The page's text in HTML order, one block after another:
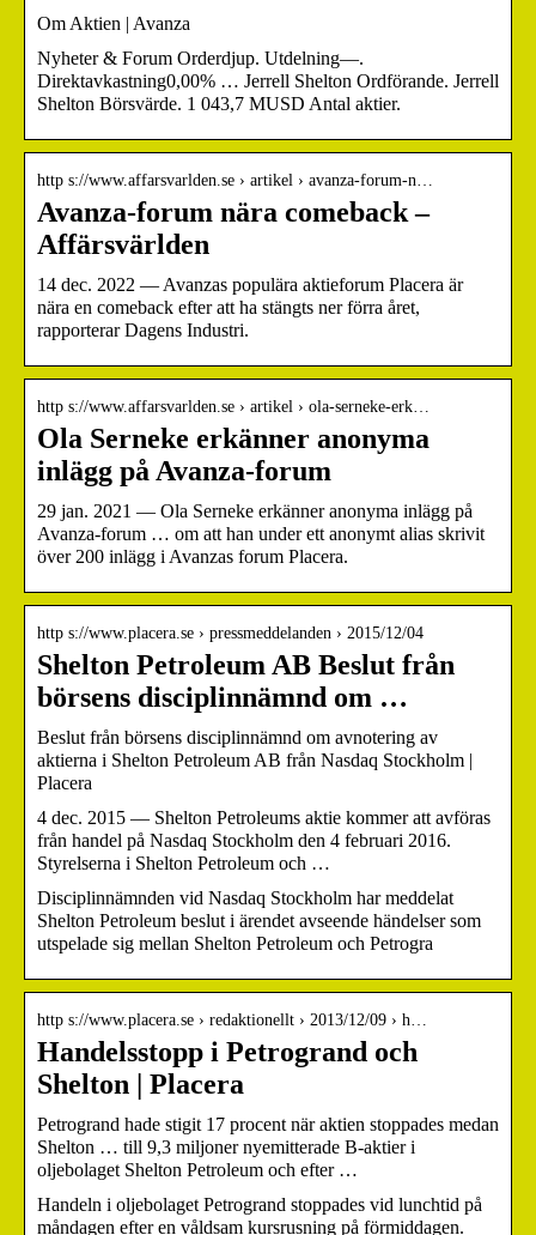
Om Aktien | Avanza
Nyheter & Forum Orderdjup. Utdelning—.
Direktavkastning0,00% … Jerrell Shelton Ordförande. Jerrell
Shelton Börsvärde. 1 043,7 MUSD Antal aktier.
http s://www.affarsvarlden.se › artikel › avanza-forum-n…
Avanza-forum nära comeback –
Affärsvärlden
14 dec. 2022 — Avanzas populära aktieforum Placera är
nära en comeback efter att ha stängts ner förra året,
rapporterar Dagens Industri.
http s://www.affarsvarlden.se › artikel › ola-serneke-erk…
Ola Serneke erkänner anonyma
inlägg på Avanza-forum
29 jan. 2021 — Ola Serneke erkänner anonyma inlägg på
Avanza-forum … om att han under ett anonymt alias skrivit
över 200 inlägg i Avanzas forum Placera.
http s://www.placera.se › pressmeddelanden › 2015/12/04
Shelton Petroleum AB Beslut från
börsens disciplinnämnd om …
Beslut från börsens disciplinnämnd om avnotering av
aktierna i Shelton Petroleum AB från Nasdaq Stockholm |
Placera
4 dec. 2015 — Shelton Petroleums aktie kommer att avföras
från handel på Nasdaq Stockholm den 4 februari 2016.
Styrelserna i Shelton Petroleum och …
Disciplinnämnden vid Nasdaq Stockholm har meddelat
Shelton Petroleum beslut i ärendet avseende händelser som
utspelade sig mellan Shelton Petroleum och Petrogra
http s://www.placera.se › redaktionellt › 2013/12/09 › h…
Handelsstopp i Petrogrand och
Shelton | Placera
Petrogrand hade stigit 17 procent när aktien stoppades medan
Shelton … till 9,3 miljoner nyemitterade B-aktier i
oljebolaget Shelton Petroleum och efter …
Handeln i oljebolaget Petrogrand stoppades vid lunchtid på
måndagen efter en våldsam kursrusning på förmiddagen.